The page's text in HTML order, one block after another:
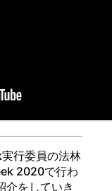
行委員の法林
2020で行わ
介をしていき